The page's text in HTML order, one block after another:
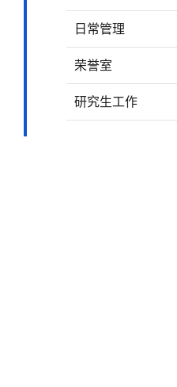
日常管理
荣誉室
研究生工作